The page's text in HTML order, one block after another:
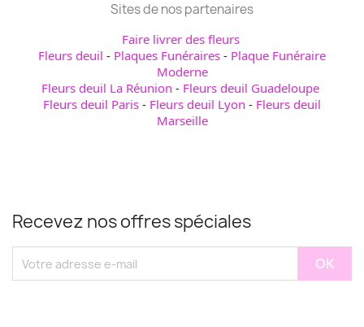
Sites de nos partenaires
Faire livrer des fleurs
Fleurs deuil - Plaques Funéraires - Plaque Funéraire
Moderne
Fleurs deuil La Réunion - Fleurs deuil Guadeloupe
Fleurs deuil Paris - Fleurs deuil Lyon - Fleurs deuil
Marseille
Recevez nos offres spéciales